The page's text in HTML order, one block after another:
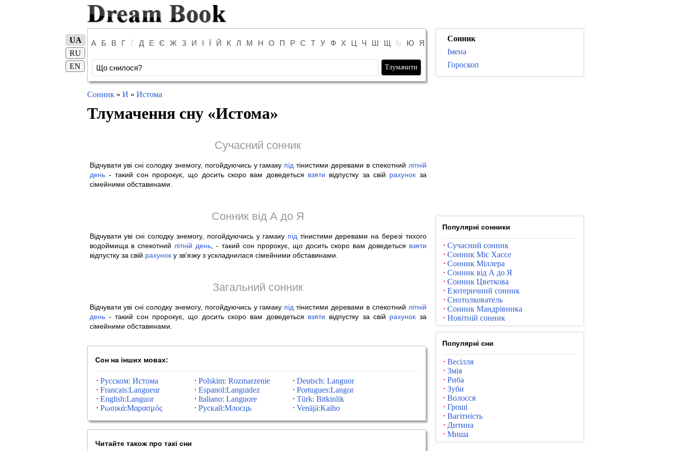
А Б В Г Ґ Д Е Є Ж З И І Ї Й К Л М Н О П Р С Т У Ф Х Ц Ч Ш Щ Ь Ю Я
UA
RU
EN
Сонник» И » Истома
Тлумачення сну «Истома»
Сучасний сонник
Відчувати уві сні солодку знемогу, погойдуючись у гамаку під тінистими деревами в спекотний літній
день- такий сон пророкує, що досить скоро вам доведеться взяти відпустку за свій рахунок за
сімейними обставинами.
Сонник від А до Я
Відчувати уві сні солодку знемогу, погойдуючись у гамаку під тінистими деревами на березі тихого
водоймища в спекотний літній день , - такий сон пророкує, що досить скоро вам доведеться взяти
відпустку за свій рахуноку зв'язку з ускладнилася сімейними обставинами.
Загальний сонник
Відчувати уві сні солодку знемогу, погойдуючись у гамаку під тінистими деревами в спекотний літній
день- такий сон пророкує, що досить скоро вам доведеться взяти відпустку за свій рахунок за
сімейними обставинами.
Сон на інших мовах:
Русском: Истома Polskim: Rozmarzenie
Deutsch: Languor
Francais:Langueur
Espanol:Languidez
Portugues:Langor
English:Languor
Italiano: Languore
Türk: Bitkinlik
Ρωσικά:Μαρασμός
Рускай:Млосць Venäjä:Kaiho
Читайте також про такі сни
Сонник
Імена
Гороскоп
Популярні сонники
Сучасний сонник
Сонник Міс Хассе
Сонник Міллера
Сонник від А до Я
Сонник Цветкова
Езотеричний сонник
Снотолкователь
Сонник Мандрівника
Новітній сонник
Популярні сни
Весілля
Змія
Риба
Зуби
Волосся
Гроші
Вагітність
Дитина
Миша